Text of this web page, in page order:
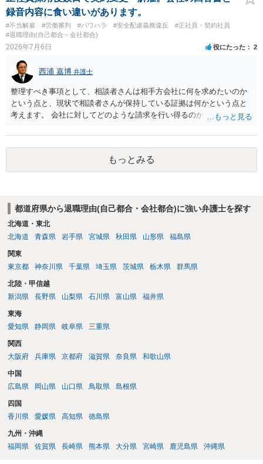
録音内容に食い違いがあります。
#不当解雇 #労働審判 #パワハラ #安全配慮義務違反
#正社員・契約社員
#退職理由(自己都合・会社都合)
2026年7月6日 役にたった 2
西浦 嘉博 弁護士
整理すべき事項として、相談者さんは相手方会社に何を求めたいのか
という点と、現状で相談者さんが保持している証拠は何かという点と
考えます。 会社に対してどのような請求を行い得るのか、また、どう
事務所での相談を検討いただければと思われます。 上記、ご参考くだ
さい。
もっとみる
都道府県から退職理由(自己都合・会社都合)に強い弁護士を探す
北海道・東北
北海道
青森県 岩手県 宮城県 秋田県 山形県 福島県
関東
東京都
神奈川県 千葉県 埼玉県 茨城県 栃木県 群馬県
北陸・甲信越
新潟県
長野県 山梨県 石川県 富山県 福井県
東海
愛知県
静岡県 岐阜県 三重県
関西
大阪府
兵庫県 京都府 滋賀県 奈良県 和歌山県
中国
広島県
岡山県 山口県 鳥取県 島根県
四国
香川県
愛媛県 高知県 徳島県
九州・沖縄
福岡県
佐賀県 長崎県 熊本県 大分県 宮崎県 鹿児島県 沖縄県